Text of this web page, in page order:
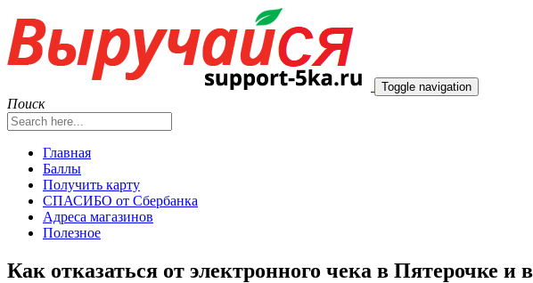
Toggle navigation
Поиск
Главная
Баллы
Получить карту
СПАСИБО от Сбербанка
Адреса магазинов
Полезное
Как отказаться от электронного чека в Пятерочке и